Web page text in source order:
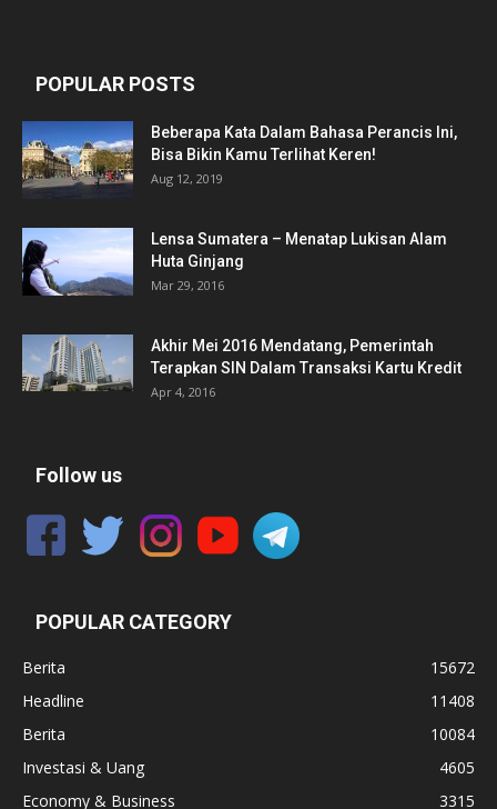
POPULAR POSTS
Beberapa Kata Dalam Bahasa Perancis Ini,
Bisa Bikin Kamu Terlihat Keren!
Aug 12, 2019
Lensa Sumatera – Menatap Lukisan Alam
Huta Ginjang
Mar 29, 2016
Akhir Mei 2016 Mendatang, Pemerintah
Terapkan SIN Dalam Transaksi Kartu Kredit
Apr 4, 2016
Follow us
POPULAR CATEGORY
Berita
15672
Headline
11408
Berita
10084
Investasi & Uang
4605
Economy & Business
3315